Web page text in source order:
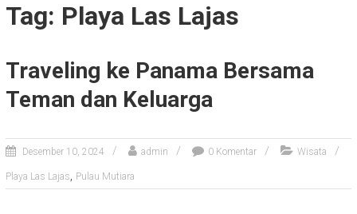
Tag: Playa Las Lajas
Traveling ke Panama Bersama
Teman dan Keluarga
Desember 10, 2024 admin 0 Komentar Wisata
Playa Las Lajas, Pulau Mutiara